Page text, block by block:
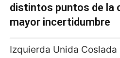
distintos puntos de la
mayor incertidumbre
Izquierda Unida Coslada